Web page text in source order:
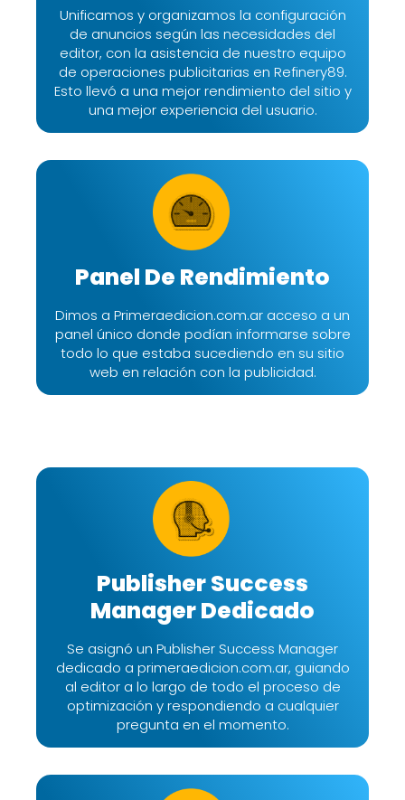
Unificamos y organizamos la configuración
de anuncios según las necesidades del
editor, con la asistencia de nuestro equipo
de operaciones publicitarias en Refinery89.
Esto llevó a una mejor rendimiento del sitio y
una mejor experiencia del usuario.
Panel De Rendimiento
Dimos a Primeraedicion.com.ar acceso a un
panel único donde podían informarse sobre
todo lo que estaba sucediendo en su sitio
web en relación con la publicidad.
Publisher Success
Manager Dedicado
Se asignó un Publisher Success Manager
dedicado a primeraedicion.com.ar, guiando
al editor a lo largo de todo el proceso de
optimización y respondiendo a cualquier
pregunta en el momento.